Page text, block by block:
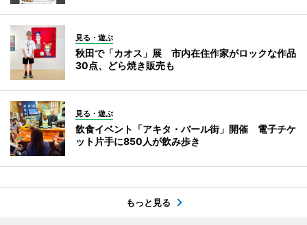
見る・遊ぶ
秋田で「カオス」展 市内在住作家がロックな作品
30点、どら焼き販売も
見る・遊ぶ
飲食イベント「アキタ・バール街」開催 電子チケ
ット片手に850人が飲み歩き
もっと見る